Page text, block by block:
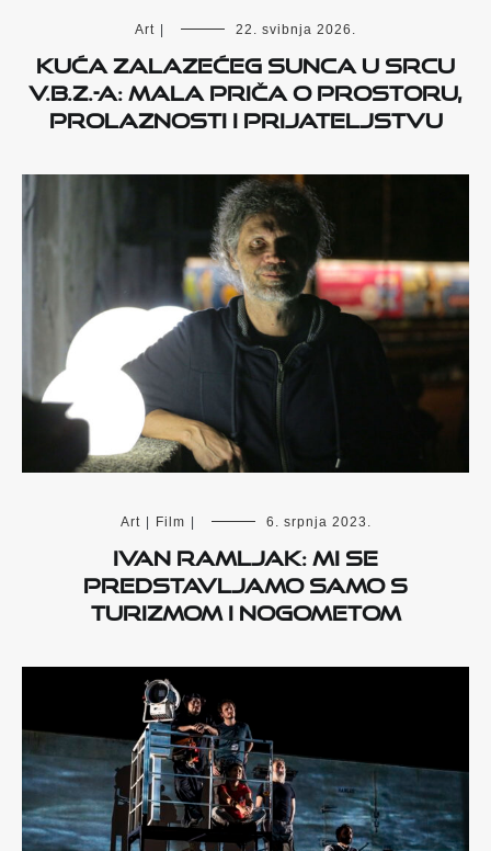
Art 22. svibnja 2026.
Kuća zalazećeg sunca u Srcu
V.B.Z.-a: mala priča o prostoru,
prolaznosti i prijateljstvu
Art Film 6. srpnja 2023.
Ivan Ramljak: Mi se
predstavljamo samo s
turizmom i nogometom